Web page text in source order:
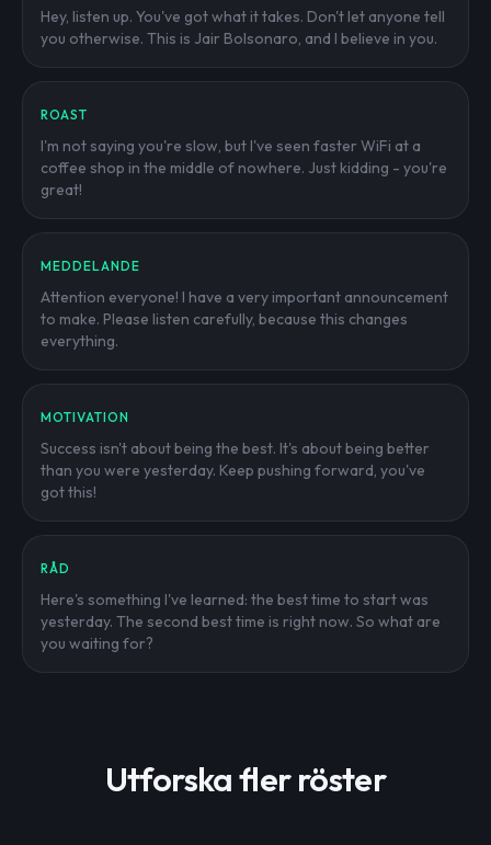
Hey, listen up. You've got what it takes. Don't let anyone tell
you otherwise. This is Jair Bolsonaro, and I believe in you.
ROAST
I'm not saying you're slow, but I've seen faster WiFi at a
coffee shop in the middle of nowhere. Just kidding - you're
great!
MEDDELANDE
Attention everyone! I have a very important announcement
to make. Please listen carefully, because this changes
everything.
MOTIVATION
Success isn't about being the best. It's about being better
than you were yesterday. Keep pushing forward, you've
got this!
RÅD
Here's something I've learned: the best time to start was
yesterday. The second best time is right now. So what are
you waiting for?
Utforska fler röster